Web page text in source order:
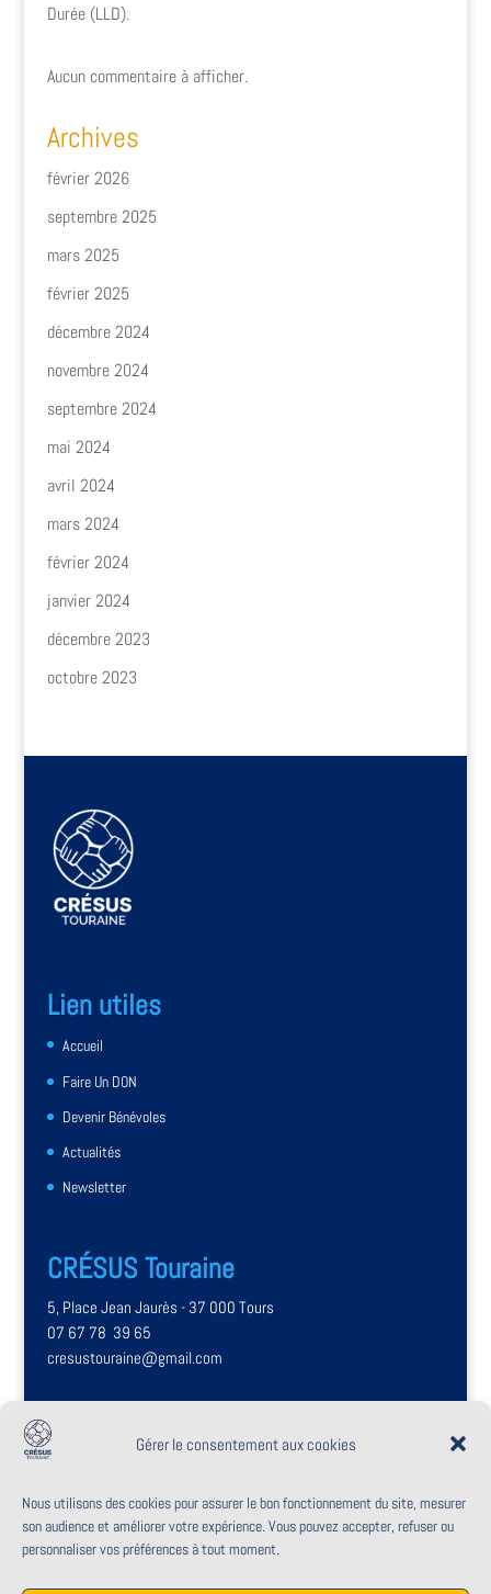
Gérer le consentement aux cookies
Nous utilisons des cookies pour assurer le bon fonctionnement du site, mesurer
son audience et améliorer votre expérience. Vous pouvez accepter, refuser ou
personnaliser vos préférences à tout moment.
Durée (LLD).
Aucun commentaire à afficher.
Archives
février 2026
septembre 2025
mars 2025
février 2025
décembre 2024
novembre 2024
septembre 2024
mai 2024
avril 2024
mars 2024
février 2024
janvier 2024
décembre 2023
octobre 2023
Lien utiles
Accueil
Faire Un DON
Devenir Bénévoles
Actualités
Newsletter
CRÉSUS Touraine
5, Place Jean Jaurès - 37 000 Tours
07 67 78 39 65
cresustouraine@gmail.com
Rencontrons-nous
Du lundi au venrdredi,
Uniquement sur rendez-vous